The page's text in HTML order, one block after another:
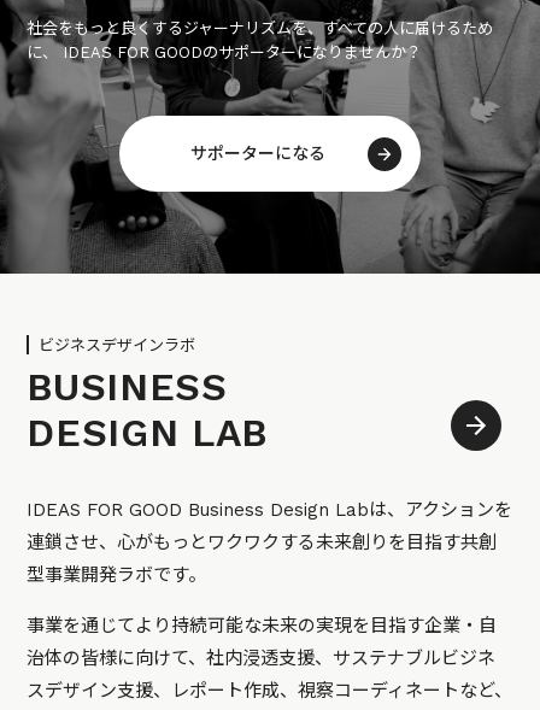
社会をもっと良くするジャーナリズムを、すべての人に届けるため
に、 IDEAS FOR GOODのサポーターになりませんか？
サポーターになる
ビジネスデザインラボ
BUSINESS
DESIGN LAB
IDEAS FOR GOOD Business Design Labは、アクションを
連鎖させ、心がもっとワクワクする未来創りを目指す共創
型事業開発ラボです。
事業を通じてより持続可能な未来の実現を目指す企業・自
治体の皆様に向けて、社内浸透支援、サステナブルビジネ
スデザイン支援、レポート作成、視察コーディネートなど、